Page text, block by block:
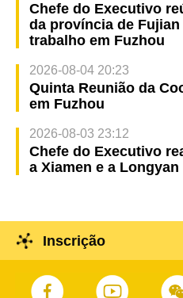
Chefe do Executivo
da província de
trabalho em Fuzhou
2026-08-04 20:23
Quinta Reunião da
em Fuzhou
2026-08-03 23:12
Chefe do Executivo
a Xiamen e a
Inscrição